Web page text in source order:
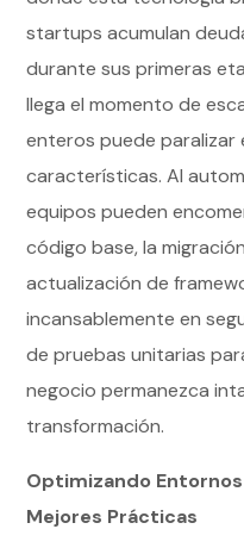
startups acumulan
durante sus primeras
llega el momento de
enteros puede paralizar
características. Al
equipos pueden
código base, la
actualización de
incansablemente en
de pruebas unitarias
negocio permanezca
transformación.
Optimizando
Mejores Prácticas